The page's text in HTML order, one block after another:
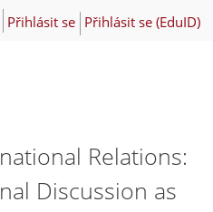
Přihlásit se Přihlásit se (EduID)
Relations:
Discussion as